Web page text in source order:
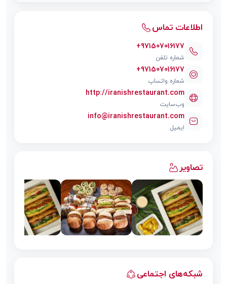
اطلاعات تماس
+971507016177
شماره تلفن
+971507016177
شماره واتساپ
http://iranishrestaurant.com
وب‌سایت
info@iranishrestaurant.com
ایمیل
تصاویر
شبکه‌های اجتماعی